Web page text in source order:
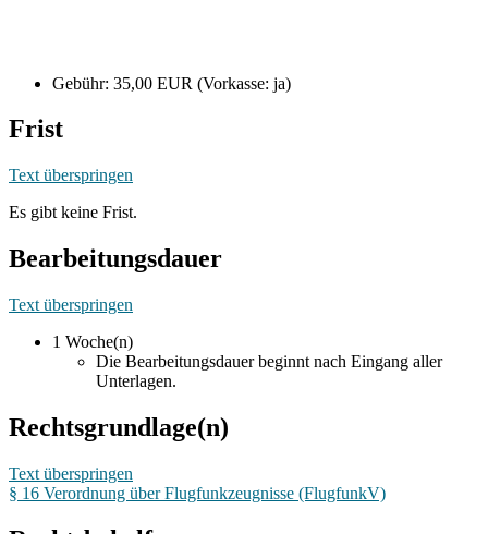
Gebühr: 35,00 EUR (Vorkasse: ja)
Frist
Text überspringen
Es gibt keine Frist.
Bearbeitungsdauer
Text überspringen
1 Woche(n)
Die Bearbeitungsdauer beginnt nach Eingang aller
Unterlagen.
Rechtsgrundlage(n)
Text überspringen
§ 16 Verordnung über Flugfunkzeugnisse (FlugfunkV)